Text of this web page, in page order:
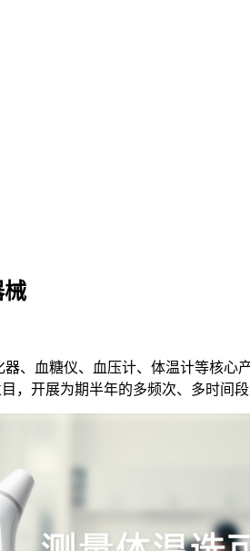
械
血糖仪、血压计、体温计等核心
，开展为期半年的多频次、多时间